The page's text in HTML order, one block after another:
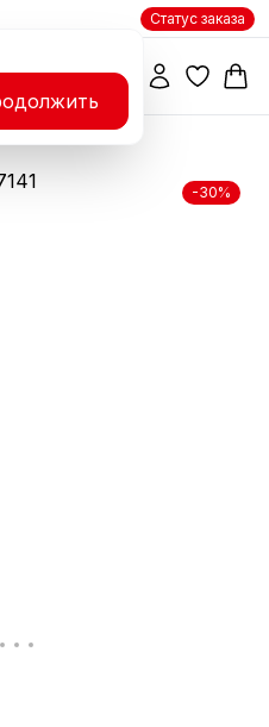
Статус заказа
-30%